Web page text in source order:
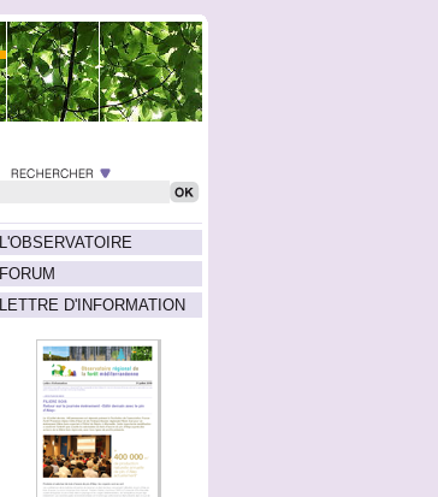
L'OBSERVATOIRE
FORUM
LETTRE D'INFORMATION